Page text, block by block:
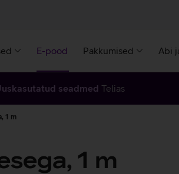
E-pood Pakkumised Abi
seadmed Telias
1 m
1 m